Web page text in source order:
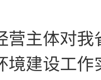
主体对我
境建设工